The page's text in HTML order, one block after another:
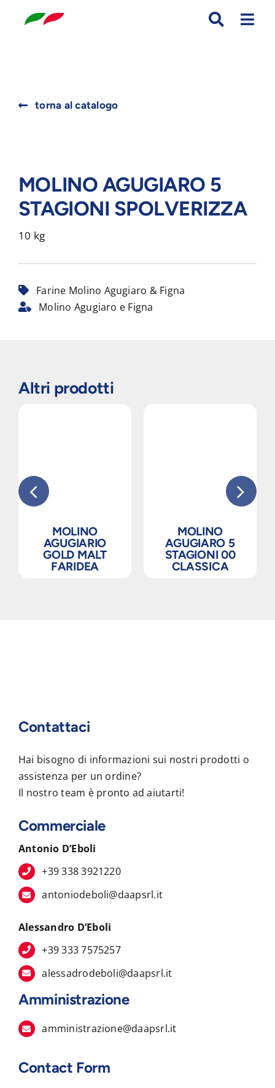
torna al catalogo
MOLINO AGUGIARO 5
STAGIONI SPOLVERIZZA
10 kg
Farine Molino Agugiaro & Figna
Molino Agugiaro e Figna
Altri prodotti
MOLINO
AGUGIARIO
GOLD MALT
FARIDEA
MOLINO
AGUGIARO 5
STAGIONI 00
CLASSICA
Contattaci
Hai bisogno di informazioni sui nostri prodotti o
assistenza per un ordine?
Il nostro team è pronto ad aiutarti!
Commerciale
Antonio D’Eboli
+39 338 3921220
antoniodeboli@daapsrl.it
Alessandro D’Eboli
+39 333 7575257
alessadrodeboli@daapsrl.it
Amministrazione
amministrazione@daapsrl.it
Contact Form
for: